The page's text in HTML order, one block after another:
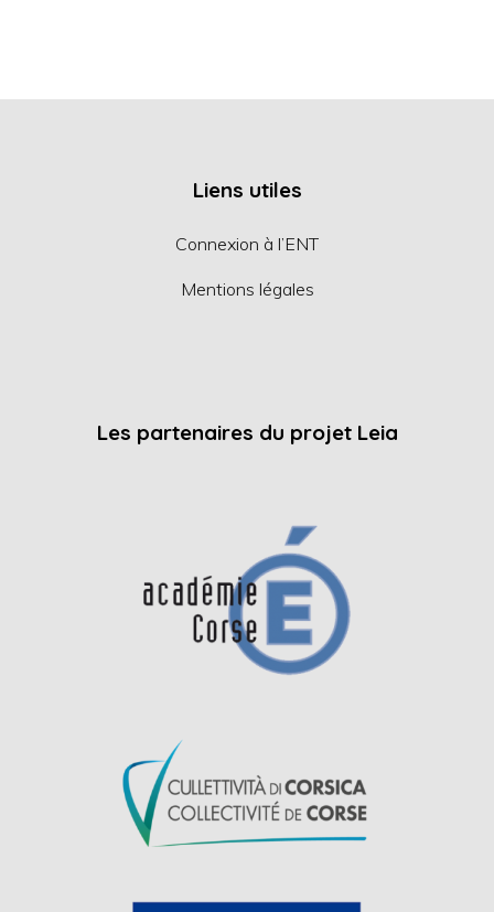
Liens utiles
Connexion à l’ENT
Mentions légales
Les partenaires du projet Leia